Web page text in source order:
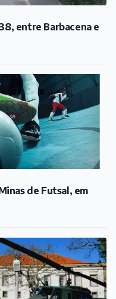
entre Barbacena e
de Futsal, em